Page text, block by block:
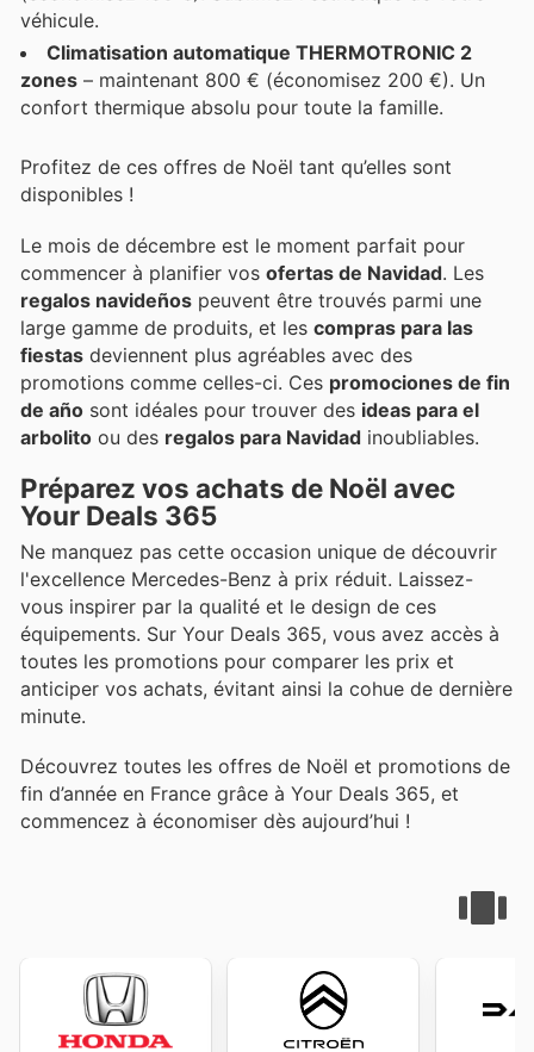
véhicule.
Climatisation automatique THERMOTRONIC 2
zones – maintenant 800 € (économisez 200 €). Un
confort thermique absolu pour toute la famille.
Profitez de ces offres de Noël tant qu’elles sont
disponibles !
Le mois de décembre est le moment parfait pour
commencer à planifier vos ofertas de Navidad. Les
regalos navideños peuvent être trouvés parmi une
large gamme de produits, et les compras para las
fiestas deviennent plus agréables avec des
promotions comme celles-ci. Ces promociones de fin
de año sont idéales pour trouver des ideas para el
arbolito ou des regalos para Navidad inoubliables.
Préparez vos achats de Noël avec
Your Deals 365
Ne manquez pas cette occasion unique de découvrir
l'excellence Mercedes-Benz à prix réduit. Laissez-
vous inspirer par la qualité et le design de ces
équipements. Sur Your Deals 365, vous avez accès à
toutes les promotions pour comparer les prix et
anticiper vos achats, évitant ainsi la cohue de dernière
minute.
Découvrez toutes les offres de Noël et promotions de
fin d’année en France grâce à Your Deals 365, et
commencez à économiser dès aujourd’hui !